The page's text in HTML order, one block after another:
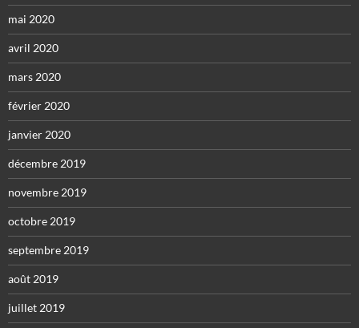
mai 2020
avril 2020
mars 2020
février 2020
janvier 2020
décembre 2019
novembre 2019
octobre 2019
septembre 2019
août 2019
juillet 2019